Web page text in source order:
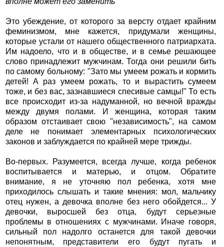
Это убеждение, от которого за версту отдает крайним
феминизмом, мне кажется, придумали женщины,
которые устали от нашего общественного патриархата.
Им надоело, что и в обществе, и в семье решающее
слово принадлежит мужчинам. Тогда они решили бить
по самому больному: "Зато мы умеем рожать и кормить
детей! А раз умеем рожать, то и вырастить сумеем
тоже, и без вас, зазнавшиеся спесивые самцы!" То есть
все происходит из-за надуманной, но вечной вражды
между двумя полами. И женщина, которая таким
образом отстаивает свою "независимость", на самом
деле не понимает элементарных психологических
законов и заблуждается по крайней мере трижды.
Во-первых. Разумеется, всегда лучше, когда ребенок
воспитывается и матерью, и отцом. Обратите
внимание, я не уточняю пол ребенка, хотя мне
приходилось слышать и такие мнения: мол, мальчику
отец нужен, а девочка вполне без него обойдется... У
девочки, выросшей без отца, будут серьезные
проблемы в отношениях с мужчинами. Иначе говоря,
сильный пол надолго останется для такой девочки
непонятным, представители его будут пугать и